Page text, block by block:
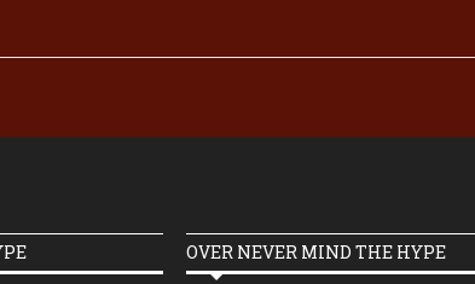
OVER NEVER MIND THE HYPE